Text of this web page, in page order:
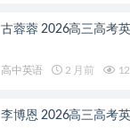
古蓉蓉 2026高三高考
高中英语 2 月前 12
李博恩 2026高三高考